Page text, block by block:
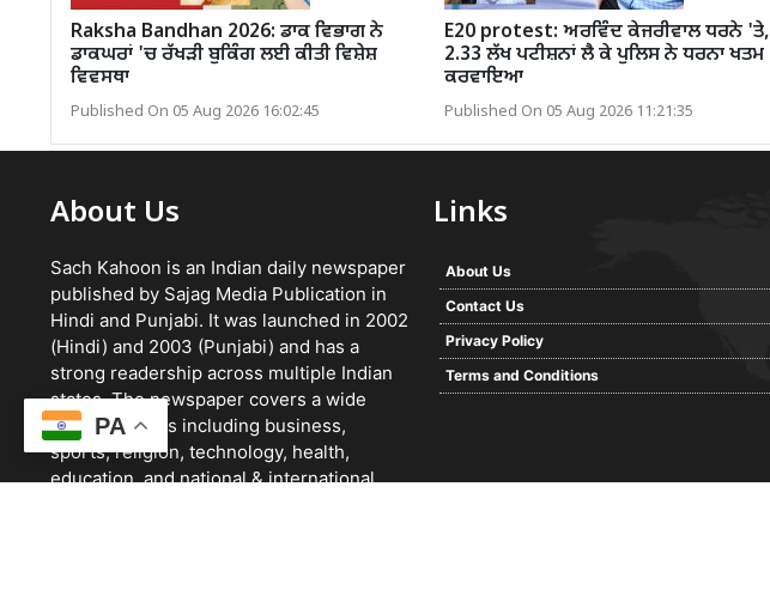
Raksha Bandhan 2026: ਡਾਕ ਵਿਭਾਗ ਨੇ
ਡਾਕਘਰਾਂ 'ਚ ਰੱਖੜੀ ਬੁਕਿੰਗ ਲਈ ਕੀਤੀ ਵਿਸ਼ੇਸ਼
ਵਿਵਸਥਾ
Published On 05 Aug 2026 16:02:45
E20 protest: ਅਰਵਿੰਦ ਕੇਜਰੀਵਾਲ ਧਰਨੇ 'ਤੇ,
2.33 ਲੱਖ ਪਟੀਸ਼ਨਾਂ ਲੈ ਕੇ ਪੁਲਿਸ ਨੇ ਧਰਨਾ ਖਤਮ
ਕਰਵਾਇਆ
Published On 05 Aug 2026 11:21:35
About Us
Sach Kahoon is an Indian daily newspaper
published by Sajag Media Publication in
Hindi and Punjabi. It was launched in 2002
(Hindi) and 2003 (Punjabi) and has a
strong readership across multiple Indian
states. The newspaper covers a wide
range of topics including business,
sports, religion, technology, health,
education, and national & international
Links
About Us
Contact Us
Privacy Policy
Terms and Conditions
PA